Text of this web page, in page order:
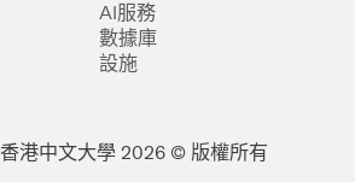
AI服務
數據庫
設施
香港中文大學 2026 © 版權所有